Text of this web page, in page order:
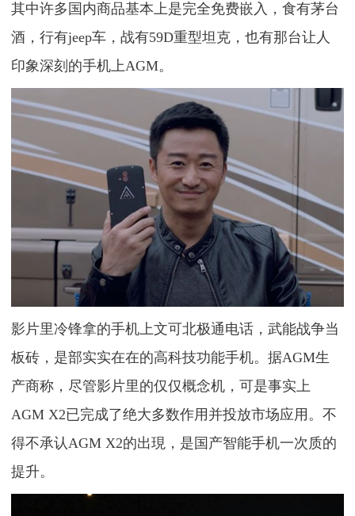
其中许多国内商品基本上是完全免费嵌入，食有茅台
酒，行有jeep车，战有59D重型坦克，也有那台让人
印象深刻的手机上AGM。
影片里冷锋拿的手机上文可北极通电话，武能战争当
板砖，是部实实在在的高科技功能手机。据AGM生
产商称，尽管影片里的仅仅概念机，可是事实上
AGM X2已完成了绝大多数作用并投放市场应用。不
得不承认AGM X2的出現，是国产智能手机一次质的
提升。